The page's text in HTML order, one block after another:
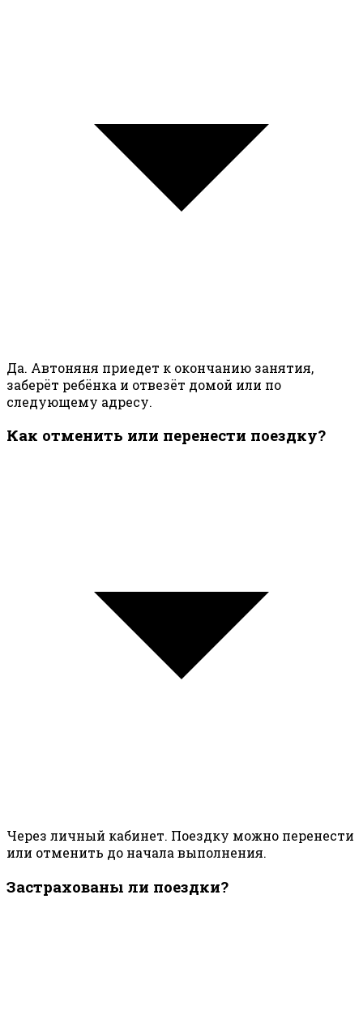
Да. Автоняня приедет к окончанию занятия,
заберёт ребёнка и отвезёт домой или по
следующему адресу.
Как отменить или перенести поездку?
Через личный кабинет. Поездку можно перенести
или отменить до начала выполнения.
Застрахованы ли поездки?